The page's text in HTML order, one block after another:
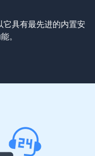
具有最先进的内置安
。